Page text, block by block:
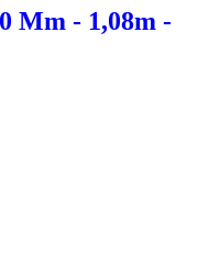
Mm - 1,08m -